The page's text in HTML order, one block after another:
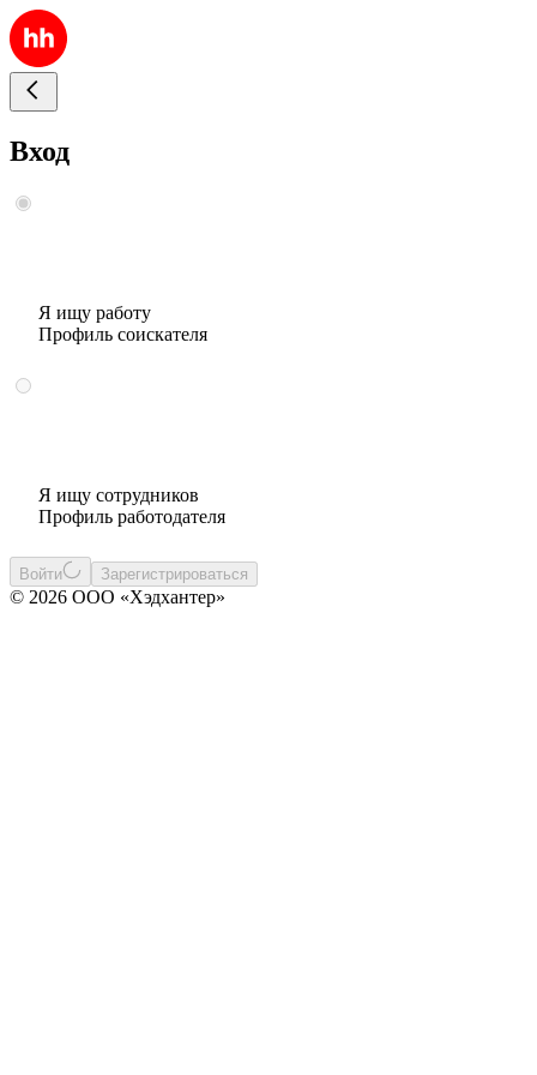
Вход
Я ищу работу
Профиль соискателя
Я ищу сотрудников
Профиль работодателя
Войти Зарегистрироваться
© 2026 ООО «Хэдхантер»